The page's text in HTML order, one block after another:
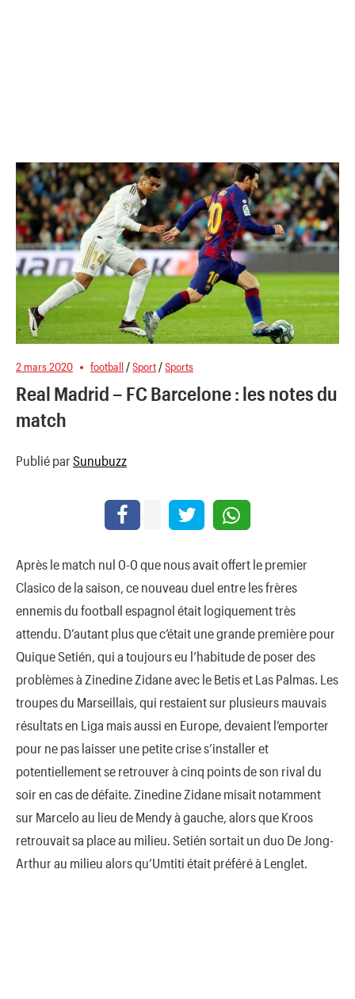
2 mars 2020 football /Sport /Sports
Real Madrid – FC Barcelone : les notes du
match
Publié par Sunubuzz
Après le match nul 0-0 que nous avait offert le premier
Clasico de la saison, ce nouveau duel entre les frères
ennemis du football espagnol était logiquement très
attendu. D’autant plus que c’était une grande première pour
Quique Setién, qui a toujours eu l’habitude de poser des
problèmes à Zinedine Zidane avec le Betis et Las Palmas. Les
troupes du Marseillais, qui restaient sur plusieurs mauvais
résultats en Liga mais aussi en Europe, devaient l’emporter
pour ne pas laisser une petite crise s’installer et
potentiellement se retrouver à cinq points de son rival du
soir en cas de défaite. Zinedine Zidane misait notamment
sur Marcelo au lieu de Mendy à gauche, alors que Kroos
retrouvait sa place au milieu. Setién sortait un duo De Jong-
Arthur au milieu alors qu’Umtiti était préféré à Lenglet.